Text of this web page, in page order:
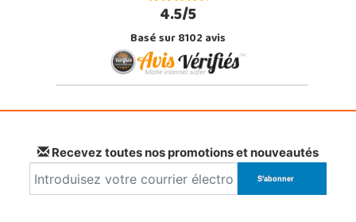
4.5/5
Basé sur 8102 avis
Recevez toutes nos promotions et nouveautés